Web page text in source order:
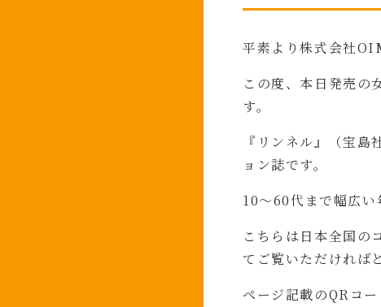
平素より株式会社
この度、本日発売の
す。
『リンネル』（宝
ョン誌です。
10～60代まで幅広い
こちらは日本全国の
てご覧いただければ
ページ記載のQRコ